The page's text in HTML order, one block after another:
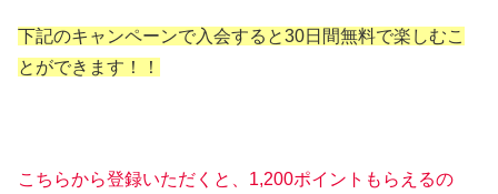
下記のキャンペーンで入会すると30日間無料で楽しむこ
とができます！！
こちらから登録いただくと、1,200ポイントもらえるの